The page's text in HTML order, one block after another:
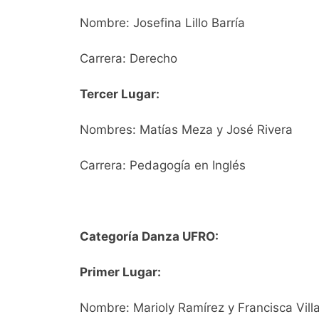
Nombre: Josefina Lillo Barría
Carrera: Derecho
Tercer Lugar:
Nombres: Matías Meza y José Rivera
Carrera: Pedagogía en Inglés
Categoría Danza UFRO:
Primer Lugar:
Nombre: Marioly Ramírez y Francisca